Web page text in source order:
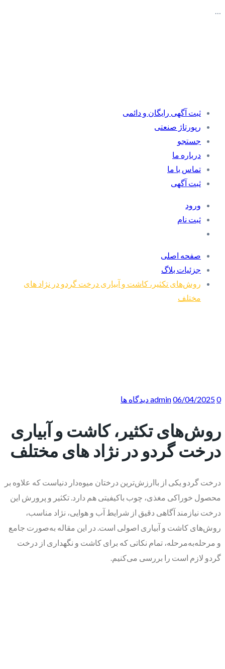
…
ثبت آگهی رایگان و دائمی
رپورتاژ صنعتی
جستجو
درباره ما
تماس با ما
ثبت آگهی
ورود
ثبت نام
صفحه اصلی
جزئیات بلاگ
روش‌های تکثیر، کاشت و آبیاری درخت گردو در نژاد های
مختلف
admin06/04/20250 دیدگاه ها
روش‌های تکثیر، کاشت و آبیاری
درخت گردو در نژاد های مختلف
درخت گردو یکی از باارزش‌ترین درختان میوه‌دار دنیاست که علاوه بر
محصول خوراکی مغذی، چوب باکیفیتی هم دارد. تکثیر و پرورش این
درخت نیازمند آگاهی دقیق از شرایط آب و هوایی، نژاد مناسب،
روش‌های کاشت و آبیاری اصولی است. در این مقاله به‌صورت جامع
و مرحله‌به‌مرحله، تمام نکاتی که برای کاشت و نگهداری از درخت
گردو لازم است را بررسی می‌کنیم.